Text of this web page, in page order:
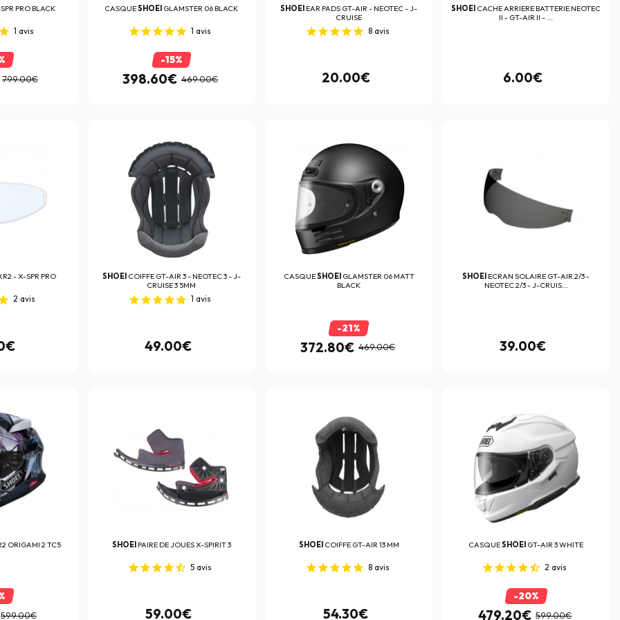
PRO BLACK
1 avis
799.00€
CASQUESHOEI GLAMSTER 06 BLACK
1 avis
-15%
398.60€ 469.00€
SHOEI EAR PADS GT-AIR - NEOTEC - J-
CRUISE
8avis
20.00€
SHOEI CACHE ARRIERE BATTERIE NEOTEC
II - GT-AIR II - ...
6.00€
- X-SPR PRO
2 avis
SHOEI COIFFE GT-AIR 3 - NEOTEC 3 - J-
CRUISE 3 5MM
1 avis
49.00€
CASQUESHOEI GLAMSTER 06 MATT
BLACK
-21%
372.80€ 469.00€
SHOEI ECRAN SOLAIRE GT-AIR 2/3 -
NEOTEC 2/3 - J-CRUIS...
39.00€
ORIGAMI 2 TC5
599.00€
SHOEI PAIRE DE JOUES X-SPIRIT 3
5 avis
59.00€
SHOEI COIFFE GT-AIR 13 MM
8avis
54.30€
CASQUESHOEI GT-AIR 3 WHITE
2 avis
-20%
479.20€ 599.00€